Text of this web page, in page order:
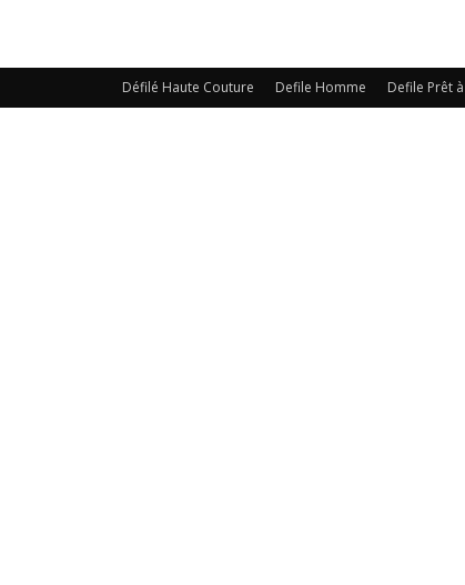
Défilé Haute Couture Defile Homme Defile Prêt